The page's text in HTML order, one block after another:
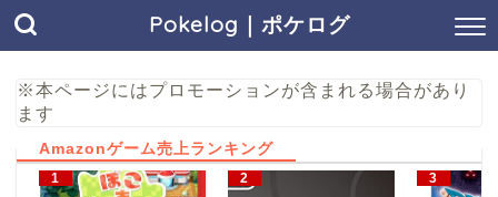
Pokelog｜ポケログ
※本ページにはプロモーションが含まれる場合があり
ます
Amazonゲーム売上ランキング